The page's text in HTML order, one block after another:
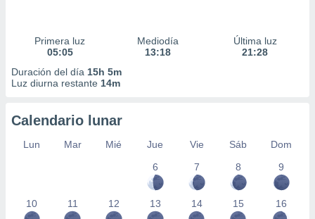
Primera luz
05:05
Mediodía
13:18
Última luz
21:28
Duración del día 15h 5m
Luz diurna restante 14m
Calendario lunar
Lun Mar Mié Jue Vie Sáb
Dom
6
7 8 9
10 11 12 13 14 15 16